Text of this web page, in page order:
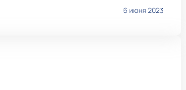
6 июня 2023